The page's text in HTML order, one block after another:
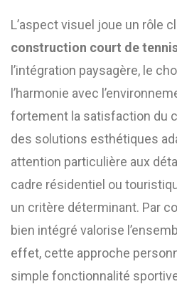
L’aspect visuel joue un rôle
construction court de
l’intégration paysagère, le
l’harmonie avec
fortement la satisfaction du
des solutions esthétiques
attention particulière aux
cadre résidentiel ou
un critère déterminant. Par
bien intégré valorise
effet, cette approche
simple fonctionnalité